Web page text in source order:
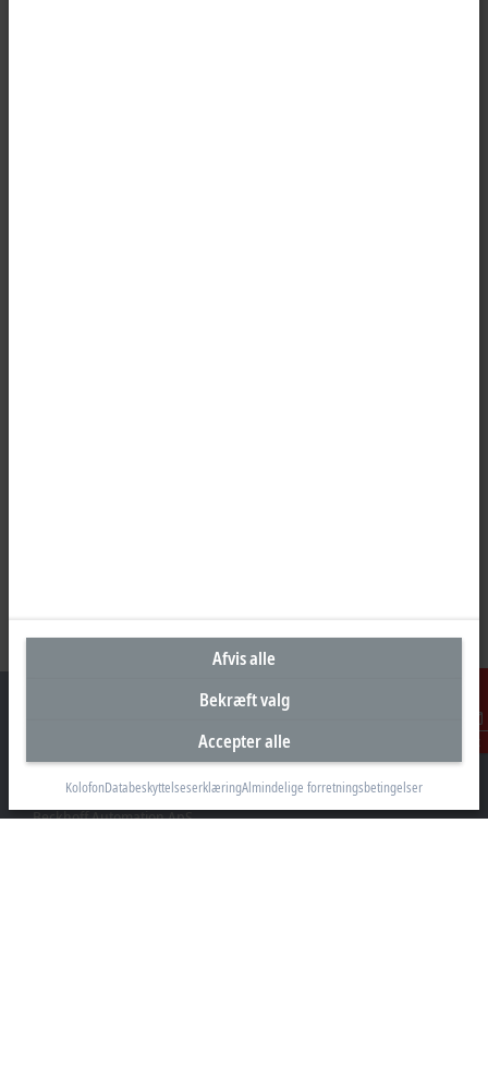
Kontakt
Hovedkontor Danmark
Beckhoff Automation ApS
Afvis alle
Bekræft valg
Accepter alle
KolofonDatabeskyttelseserklæringAlmindelige forretningsbetingelser